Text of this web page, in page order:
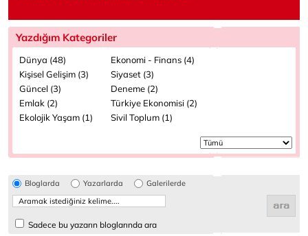
Yazdığım Kategoriler
Dünya (48)
Ekonomi - Finans (4)
Kişisel Gelişim (3)
Siyaset (3)
Güncel (3)
Deneme (2)
Emlak (2)
Türkiye Ekonomisi (2)
Ekolojik Yaşam (1)
Sivil Toplum (1)
Bloglarda Yazarlarda Galerilerde
Sadece bu yazarın bloglarında ara